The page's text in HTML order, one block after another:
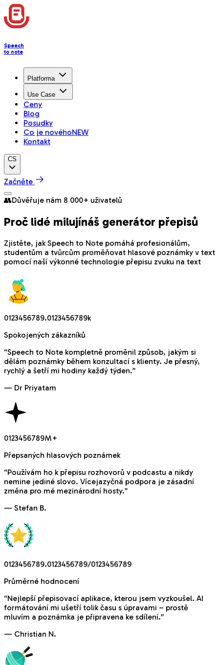
Speech
to note
Platforma
Use Case
Ceny
Blog
Posudky
Co je novéhoNEW
Kontakt
CS
Začněte
👥Důvěřuje nám 8 000+ uživatelů
Proč lidé milujínáš generátor přepisů
Zjistěte, jak Speech to Note pomáhá profesionálům,
studentům a tvůrcům proměňovat hlasové poznámky v text
pomocí naší výkonné technologie přepisu zvuku na text
0123456789.0123456789k
Spokojených zákazníků
“Speech to Note kompletně proměnil způsob, jakým si
dělám poznámky během konzultací s klienty. Je přesný,
rychlý a šetří mi hodiny každý týden.”
— Dr Priyatam
0123456789M+
Přepsaných hlasových poznámek
“Používám ho k přepisu rozhovorů v podcastu a nikdy
nemine jediné slovo. Vícejazyčná podpora je zásadní
změna pro mé mezinárodní hosty.”
— Stefan B.
0123456789.0123456789/0123456789
Průměrné hodnocení
“Nejlepší přepisovací aplikace, kterou jsem vyzkoušel. AI
formátování mi ušetří tolik času s úpravami – prostě
mluvím a poznámka je připravena ke sdílení.”
— Christian N.